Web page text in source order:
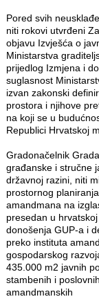
Pored svih
niti rokovi utvrđeni
objavu Izvješća o
Ministarstva
prijedlog Izmjena i
suglasnost
izvan zakonski
prostora i njihove
na koji se u
Republici Hrvatskoj
Gradonačelnik
građanske i stručne
državnoj razini, niti
prostornog
amandmana na
presedan u
donošenja GUP-a i
preko instituta
gospodarskog
435.000 m2 javnih
stambenih i
amandmanskih